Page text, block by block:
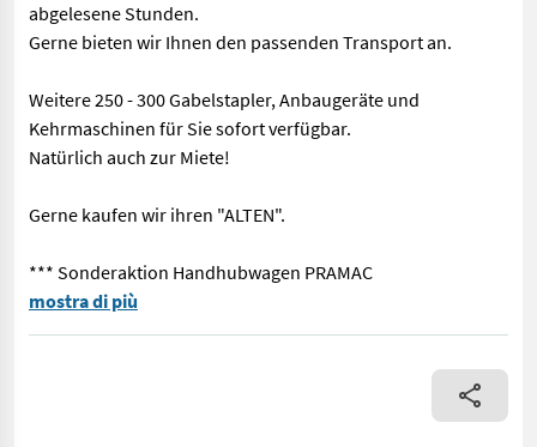
abgelesene Stunden.
Gerne bieten wir Ihnen den passenden Transport an.
Weitere 250 - 300 Gabelstapler, Anbaugeräte und
Kehrmaschinen für Sie sofort verfügbar.
Natürlich auch zur Miete!
Gerne kaufen wir ihren "ALTEN".
*** Sonderaktion Handhubwagen PRAMAC
== Weitere Informationen (DE) == Ausstattung : ------------- -
mostra di più